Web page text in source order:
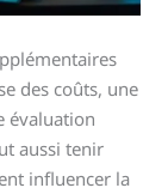
des coûts, une
évaluation
aussi tenir
influencer la